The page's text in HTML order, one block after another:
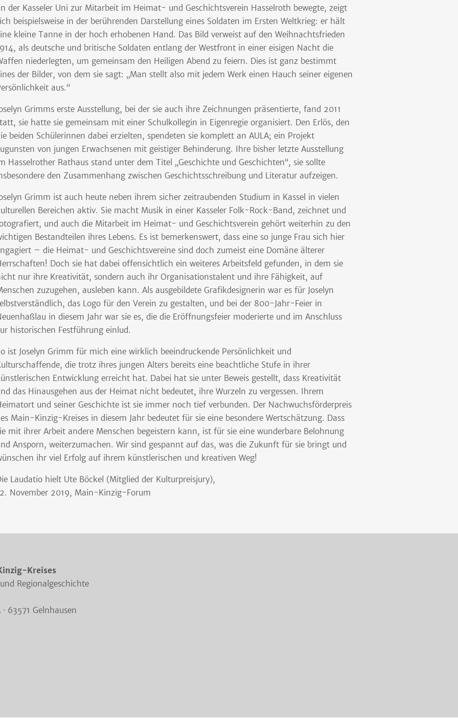
der Kasseler Uni zur Mitarbeit im Heimat- und Geschichtsverein Hasselroth bewegte, zeigt
beispielsweise in der berührenden Darstellung eines Soldaten im Ersten Weltkrieg: er hält
kleine Tanne in der hoch erhobenen Hand. Das Bild verweist auf den Weihnachtsfrieden
als deutsche und britische Soldaten entlang der Westfront in einer eisigen Nacht die
niederlegten, um gemeinsam den Heiligen Abend zu feiern. Dies ist ganz bestimmt
der Bilder, von dem sie sagt: „Man stellt also mit jedem Werk einen Hauch seiner eigenen
aus.“
Grimms erste Ausstellung, bei der sie auch ihre Zeichnungen präsentierte, fand 2011
sie hatte sie gemeinsam mit einer Schulkollegin in Eigenregie organisiert. Den Erlös, den
beiden Schülerinnen dabei erzielten, spendeten sie komplett an AULA; ein Projekt
von jungen Erwachsenen mit geistiger Behinderung. Ihre bisher letzte Ausstellung
Hasselrother Rathaus stand unter dem Titel „Geschichte und Geschichten“, sie sollte
den Zusammenhang zwischen Geschichtsschreibung und Literatur aufzeigen.
Grimm ist auch heute neben ihrem sicher zeitraubenden Studium in Kassel in vielen
Bereichen aktiv. Sie macht Musik in einer Kasseler Folk-Rock-Band, zeichnet und
und auch die Mitarbeit im Heimat- und Geschichtsverein gehört weiterhin zu den
Bestandteilen ihres Lebens. Es ist bemerkenswert, dass eine so junge Frau sich hier
– die Heimat- und Geschichtsvereine sind doch zumeist eine Domäne älterer
Doch sie hat dabei offensichtlich ein weiteres Arbeitsfeld gefunden, in dem sie
nur ihre Kreativität, sondern auch ihr Organisationstalent und ihre Fähigkeit, auf
zuzugehen, ausleben kann. Als ausgebildete Grafikdesignerin war es für Joselyn
das Logo für den Verein zu gestalten, und bei der 800-Jahr-Feier in
in diesem Jahr war sie es, die die Eröffnungsfeier moderierte und im Anschluss
historischen Festführung einlud.
ist Joselyn Grimm für mich eine wirklich beeindruckende Persönlichkeit und
die trotz ihres jungen Alters bereits eine beachtliche Stufe in ihrer
Entwicklung erreicht hat. Dabei hat sie unter Beweis gestellt, dass Kreativität
das Hinausgehen aus der Heimat nicht bedeutet, ihre Wurzeln zu vergessen. Ihrem
und seiner Geschichte ist sie immer noch tief verbunden. Der Nachwuchsförderpreis
Main-Kinzig-Kreises in diesem Jahr bedeutet für sie eine besondere Wertschätzung. Dass
mit ihrer Arbeit andere Menschen begeistern kann, ist für sie eine wunderbare Belohnung
Ansporn, weiterzumachen. Wir sind gespannt auf das, was die Zukunft für sie bringt und
ihr viel Erfolg auf ihrem künstlerischen und kreativen Weg!
Laudatio hielt Ute Böckel (Mitglied der Kulturpreisjury),
November 2019, Main-Kinzig-Forum
Kreises
Regionalgeschichte
63571 Gelnhausen